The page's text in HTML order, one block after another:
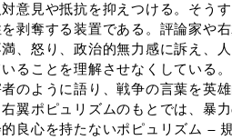
意見や抵抗を抑えつける。そう
剥奪する装置である。評論家や
、怒り、政治的無力感に訴え、
ることを理解させなくしている。
のように語り、戦争の言葉を英
翼ポピュリズムのもとでは、暴
良心を持たないポピュリズム ―